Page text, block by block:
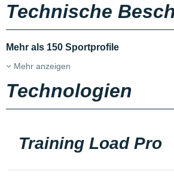
Technische
Mehr als 150 Sportprofile
Mehr anzeigen
Technologien
Training Load Pro